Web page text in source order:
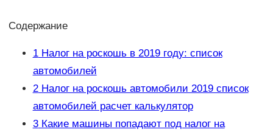
Содержание
1Налог на роскошь в 2019 году: список
автомобилей
2Налог на роскошь автомобили 2019 список
автомобилей расчет калькулятор
3Какие машины попадают под налог на